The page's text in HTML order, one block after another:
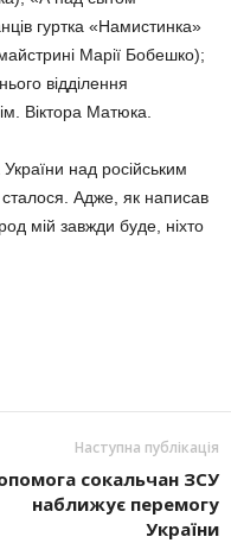
гуртка «Намистинка»
Марії Бобеш­ко);
відділення
Віктора Матюка.
над російським
Адже, як написав
мій завжди буде, ніхто
Наступна публікація
сокальчан ЗСУ
наближує перемогу
України